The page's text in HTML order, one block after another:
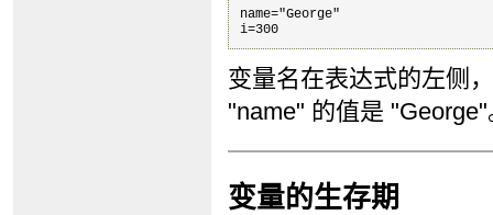
name="George"
变量名在表达式的左侧
"name" 的值是 "George"
变量的生存期